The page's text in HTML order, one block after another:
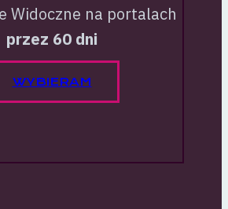
Widoczne na portalach
przez 60 dni
WYBIERAM